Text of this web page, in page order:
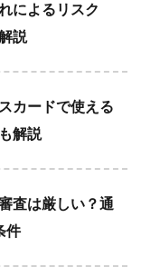
によるリスク
説
カードで使える
解説
査は厳しい？通
件